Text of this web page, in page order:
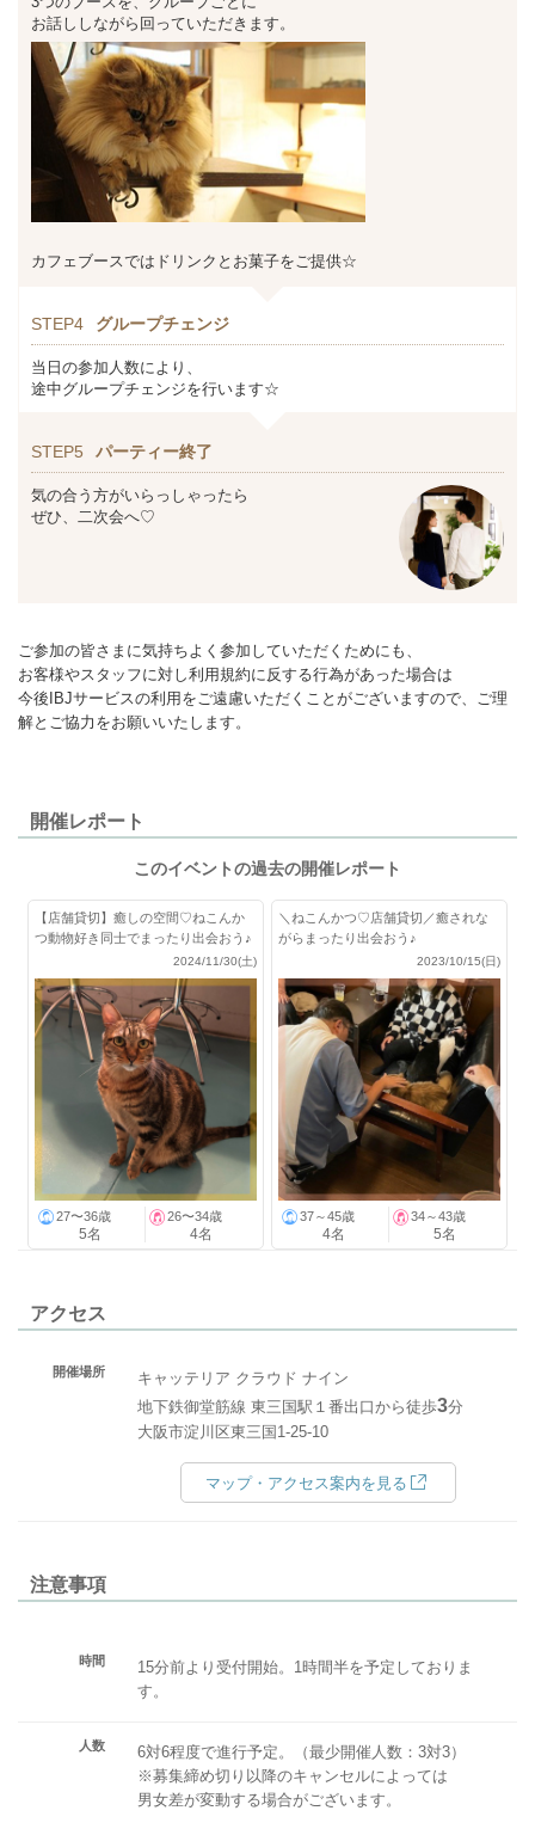
お話ししながら回っていただきます。
カフェブースではドリンクとお菓子をご提供☆
STEP4 グループチェンジ
当日の参加人数により、
途中グループチェンジを行います☆
STEP5 パーティー終了
気の合う方がいらっしゃったら
ぜひ、二次会へ♡
ご参加の皆さまに気持ちよく参加していただくためにも、
お客様やスタッフに対し利用規約に反する行為があった場合は
今後IBJサービスの利用をご遠慮いただくことがございますので、ご理
解とご協力をお願いいたします。
開催レポート
このイベントの過去の開催レポート
【店舗貸切】癒しの空間♡ねこんか
つ動物好き同士でまったり出会おう♪
2024/11/30(土)
27〜36歳
5名
26〜34歳
4名
＼ねこんかつ♡店舗貸切／癒されな
がらまったり出会おう♪
2023/10/15(日)
37～45歳
4名
34～43歳
5名
アクセス
開催場所
キャッテリア クラウド ナイン
地下鉄御堂筋線 東三国駅１番出口から徒歩3分
大阪市淀川区東三国1-25-10
マップ・アクセス案内を見る
注意事項
時間
15分前より受付開始。1時間半を予定しておりま
す。
人数
6対6程度で進行予定。（最少開催人数：3対3）
※募集締め切り以降のキャンセルによっては
男女差が変動する場合がございます。